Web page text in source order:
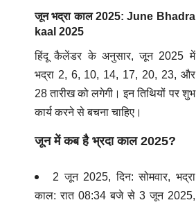
जून भद्रा काल 2025: June Bhadra
kaal 2025
हिंदू कैलेंडर के अनुसार, जून 2025 में
भद्रा 2, 6, 10, 14, 17, 20, 23, और
28 तारीख को लगेगी। इन तिथियों पर शुभ
कार्य करने से बचना चाहिए।
जून में कब है भ्रदा काल 2025?
2 जून 2025, दिन: सोमवार, भद्रा
काल: रात 08:34 बजे से 3 जून 2025,